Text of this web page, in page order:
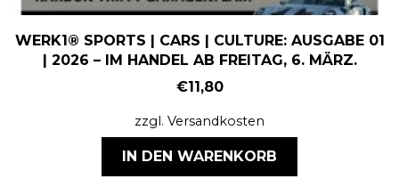
WERK1® SPORTS | CARS | CULTURE: AUSGABE 01
| 2026 – IM HANDEL AB FREITAG, 6. MÄRZ.
€11,80
zzgl. Versandkosten
IN DEN WARENKORB